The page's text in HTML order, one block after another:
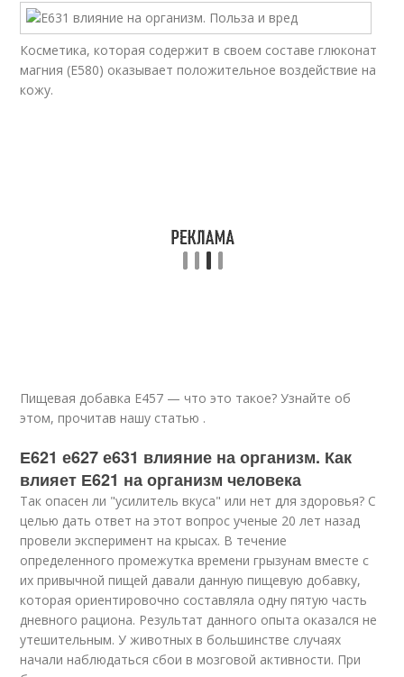
Косметика, которая содержит в своем составе глюконат
магния (Е580) оказывает положительное воздействие на
кожу.
Пищевая добавка Е457 — что это такое? Узнайте об
этом, прочитав нашу статью .
Е621 е627 е631 влияние на организм. Как
влияет Е621 на организм человека
Так опасен ли "усилитель вкуса" или нет для здоровья? С
целью дать ответ на этот вопрос ученые 20 лет назад
провели эксперимент на крысах. В течение
определенного промежутка времени грызунам вместе с
их привычной пищей давали данную пищевую добавку,
которая ориентировочно составляла одну пятую часть
дневного рациона. Результат данного опыта оказался не
утешительным. У животных в большинстве случаях
начали наблюдаться сбои в мозговой активности. При